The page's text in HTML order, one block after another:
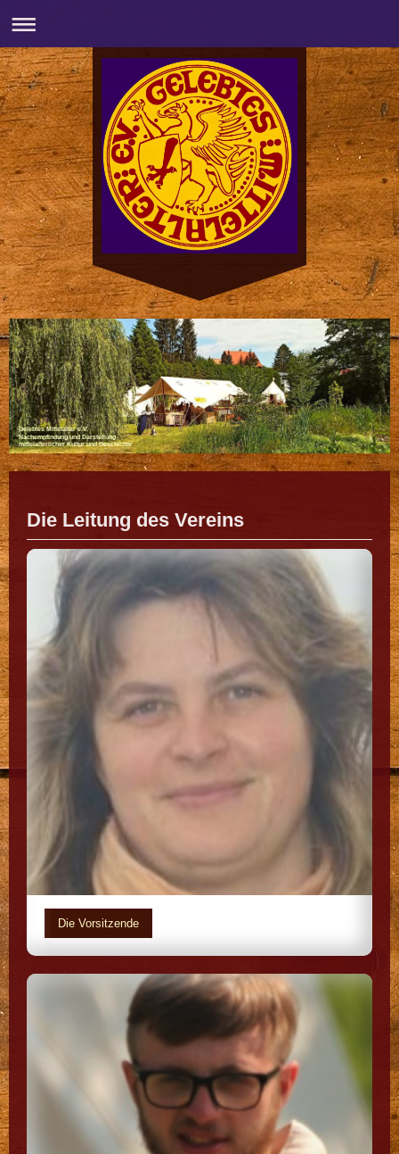
Gelebtes Mittelalter e.V.
Nachempfindung und Darstellung
mittelalterlicher Kultur und Geschichte
Die Leitung des Vereins
Die Vorsitzende